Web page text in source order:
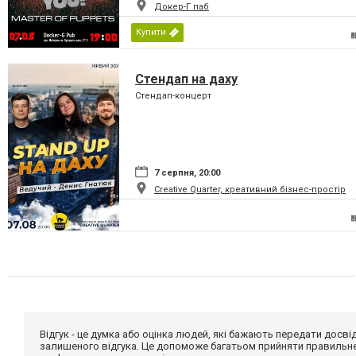
Докер-Г паб
Купити
Стендап на даху
Стендап-концерт
7 серпня, 20:00
Creative Quarter, креативний бізнес-простір
Відгук - це думка або оцінка людей, які бажають передати
залишеного відгука. Це допоможе багатьом прийняти